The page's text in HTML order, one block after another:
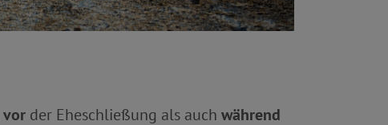
vor der Eheschließung als auch während